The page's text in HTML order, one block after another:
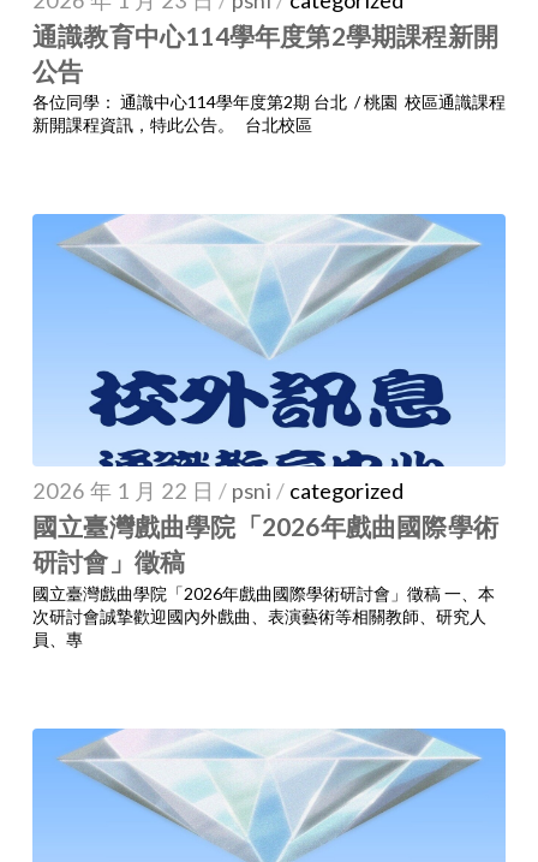
通識教育中心114學年度第2學期課程新開
公告
各位同學： 通識中心114學年度第2期 台北 / 桃園 校區通識課程
新開課程資訊，特此公告。 台北校區
2026 年 1 月 22 日 / psni / categorized
國立臺灣戲曲學院「2026年戲曲國際學術
研討會」徵稿
國立臺灣戲曲學院「2026年戲曲國際學術研討會」徵稿 一、本
次研討會誠摯歡迎國內外戲曲、表演藝術等相關教師、研究人
員、專